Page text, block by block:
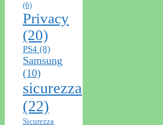
(6)
Privacy
(20)
PS4 (8)
Samsung
(10)
sicurezza
(22)
Sicurezza